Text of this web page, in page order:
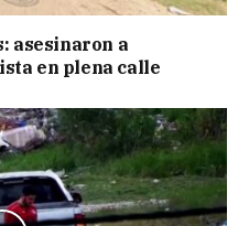
asesinaron a
en plena calle